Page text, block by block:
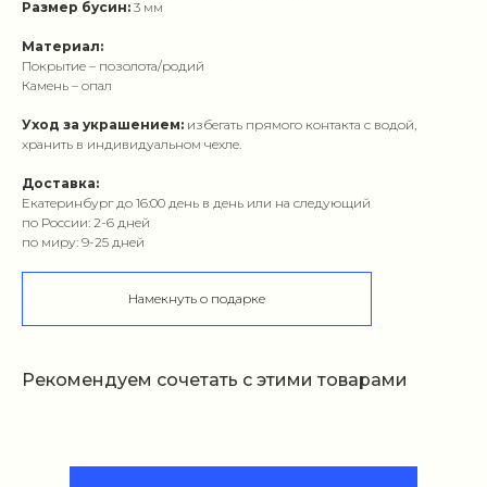
Размер бусин: 3 мм
Материал:
Покрытие – позолота/родий
Камень – опал
Уход за украшением: избегать прямого контакта с водой,
хранить в индивидуальном чехле.
Доставка:
Екатеринбург до 16:00 день в день или на следующий
по России: 2-6 дней
по миру: 9-25 дней
Намекнуть о подарке
Рекомендуем сочетать с этими товарами